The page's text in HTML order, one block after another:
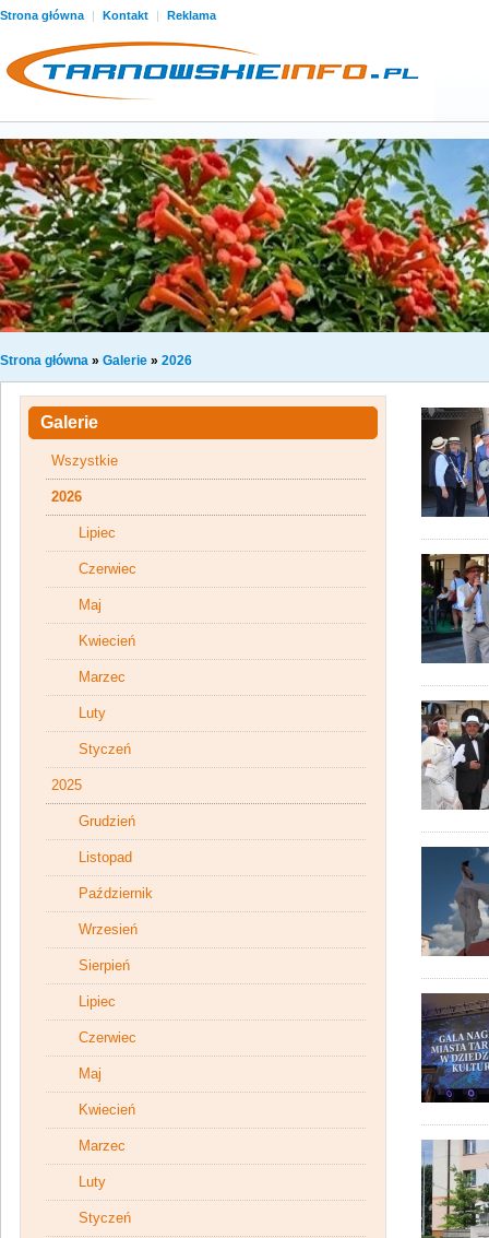
Strona główna | Kontakt | Reklama
Strona główna » Galerie » 2026
Galerie
Wszystkie
2026
Lipiec
Czerwiec
Maj
Kwiecień
Marzec
Luty
Styczeń
2025
Grudzień
Listopad
Październik
Wrzesień
Sierpień
Lipiec
Czerwiec
Maj
Kwiecień
Marzec
Luty
Styczeń